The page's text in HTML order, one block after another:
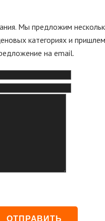
Мы предложим
категориях и
на email.